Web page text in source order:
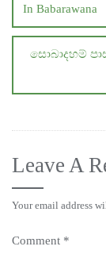
In Babarawana
සොබාදහම්
Leave A
Your email address
Comment *